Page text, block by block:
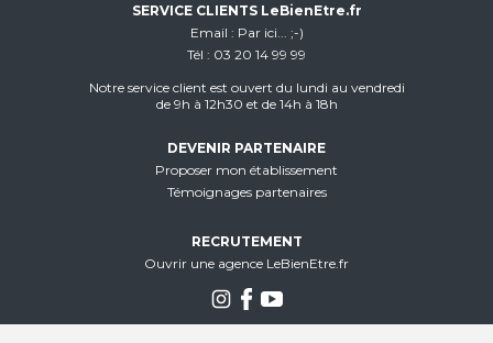
SERVICE CLIENTS LeBienEtre.fr
Email
Par ici... ;-)
Tél
03 20 14 99 99
Notre service client est ouvert du lundi au vendredi
de 9h à 12h30 et de 14h à 18h
DEVENIR PARTENAIRE
Proposer mon établissement
Témoignages partenaires
RECRUTEMENT
Ouvrir une agence LeBienEtre.fr